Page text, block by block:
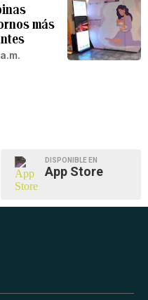
más
DISPONIBLE EN
App Store